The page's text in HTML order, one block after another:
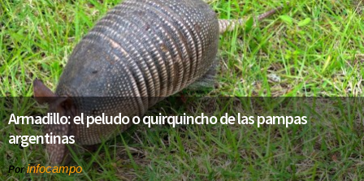
Armadillo: el peludo o quirquincho de las pampas
argentinas
Porinfocampo